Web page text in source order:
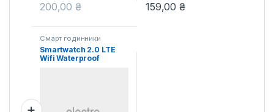
200,00 ₴ 159,00₴
Смарт годинники
Smartwatch 2.0 LTE
Wifi Waterproof